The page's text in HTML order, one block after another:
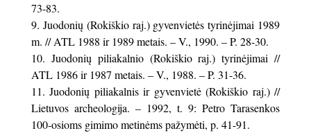
73-83.
Juodonių (Rokiškio raj.) gyvenvietės tyrinėjimai 1989
m. // ATL 1988 ir 1989 metais. – V., 1990. – P. 28-30.
Juodonių piliakalnio (Rokiškio raj.) tyrinėjimai //
ATL 1986 ir 1987 metais. – V., 1988. – P. 31-36.
Juodonių piliakalnis ir gyvenvietė (Rokiškio raj.) //
Lietuvos archeologija. – 1992, t. 9: Petro Tarasenkos
100-osioms gimimo metinėms pažymėti, p. 41-91.